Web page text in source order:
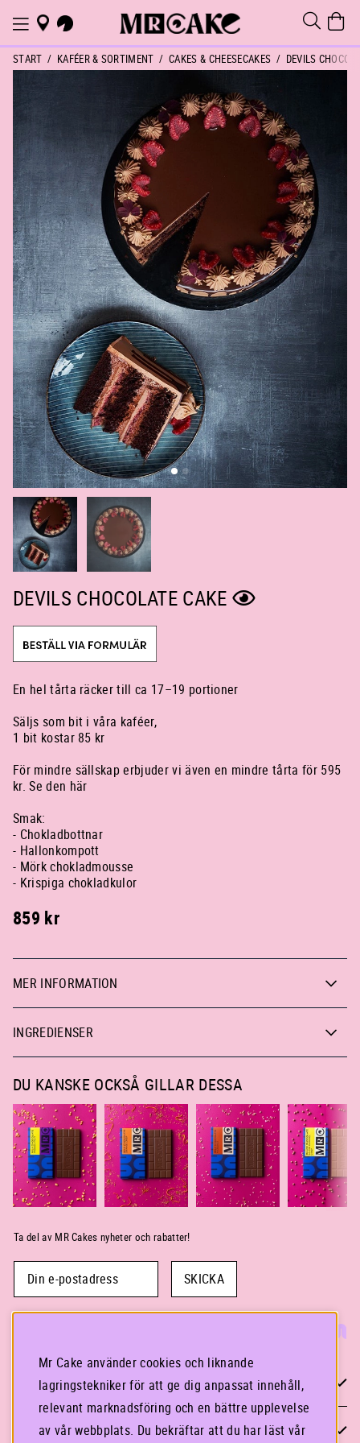
START KAFÉER & SORTIMENT CAKES & CHEESECAKES DEVILS
DEVILS CHOCOLATE CAKE
En hel tårta räcker till ca 17–19 portioner
Säljs som bit i våra kaféer,
1 bit kostar 85 kr
För mindre sällskap erbjuder vi även en mindre tårta för 595
kr.Se den här
Smak:
- Chokladbottnar
- Hallonkompott
- Mörk chokladmousse
- Krispiga chokladkulor
859 kr
MER INFORMATION
INGREDIENSER
DU KANSKE OCKSÅ GILLAR DESSA
Ta del av MR Cakes nyheter och rabatter!
SKICKA
KONTAKTA OSS
STOCKHOLM
Mr Cake använder cookies och liknande
lagringstekniker för att ge dig anpassat innehåll,
relevant marknadsföring och en bättre upplevelse
av vår webbplats. Du bekräftar att du har läst vår